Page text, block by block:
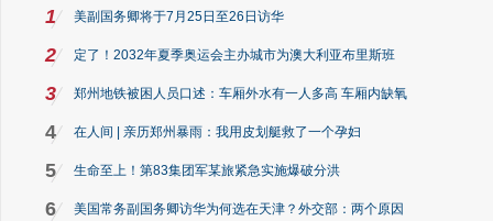
1 美副国务卿将于7月25日至26日访华
2 定了！2032年夏季奥运会主办城市为澳大利亚布里斯班
3 郑州地铁被困人员口述：车厢外水有一人多高 车厢内缺氧
4 在人间 | 亲历郑州暴雨：我用皮划艇救了一个孕妇
5 生命至上！第83集团军某旅紧急实施爆破分洪
6 美国常务副国务卿访华为何选在天津？外交部：两个原因